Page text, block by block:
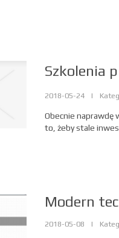
Szkolenia
2018-05-24 |
Obecnie naprawdę
to, żeby stale
Modern
2018-05-08 |